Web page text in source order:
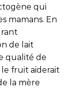
qui
mamans. En
de lait
qualité de
le fruit aiderait
la mère